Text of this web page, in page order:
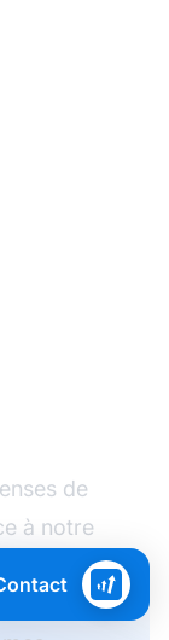
de
à notre
le
et